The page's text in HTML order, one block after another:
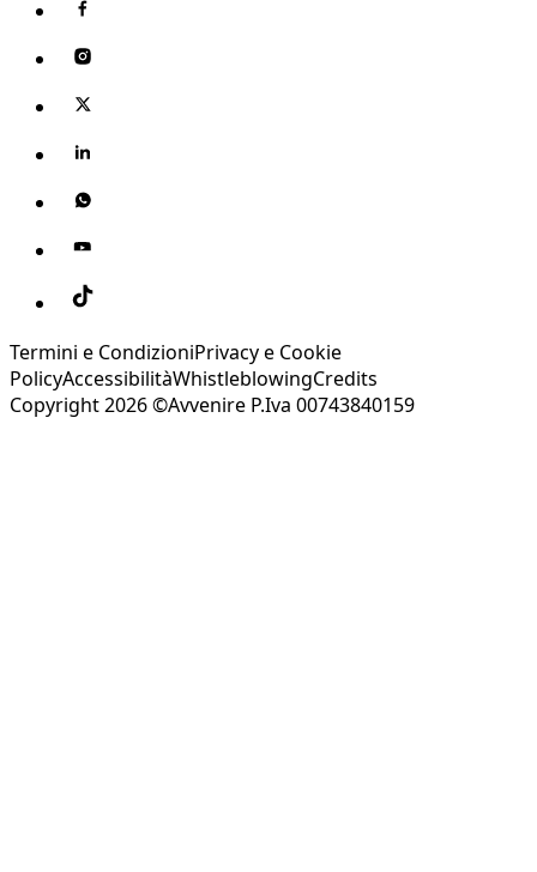
Termini e CondizioniPrivacy e Cookie
PolicyAccessibilitàWhistleblowingCredits
Copyright 2026 ©Avvenire P.Iva 00743840159